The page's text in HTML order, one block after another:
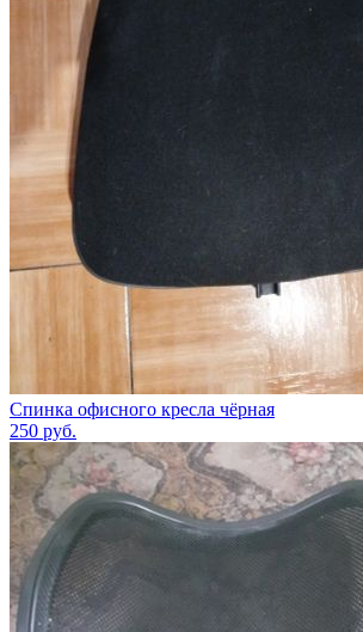
Спинка офисного кресла чёрная
250 руб.